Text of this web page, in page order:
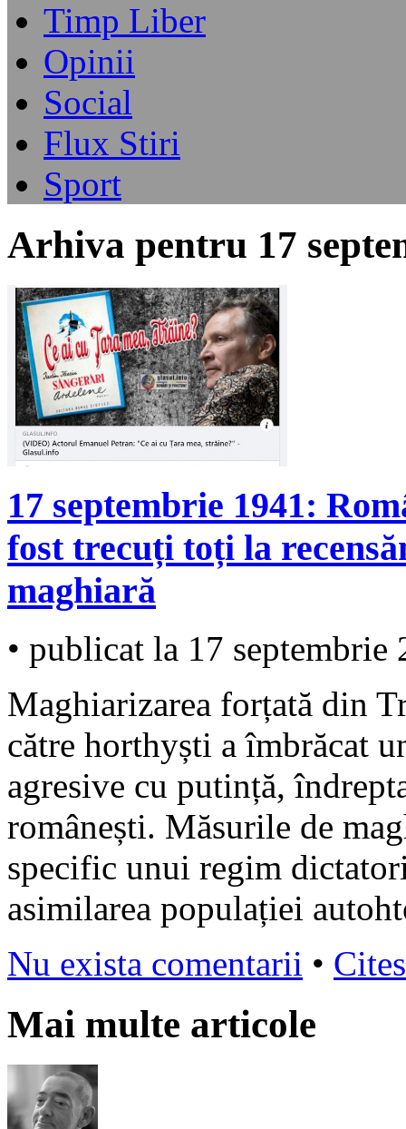
Timp Liber
Opinii
Social
Flux Stiri
Sport
Arhiva pentru 17
17 septembrie 1941:
fost trecuți toți la
maghiară
• publicat la 17 septembrie
Maghiarizarea forțată din
către horthyști a îmbrăcat
agresive cu putință,
românești. Măsurile de
specific unui regim
asimilarea populației
Nu exista comentarii •
Mai multe articole